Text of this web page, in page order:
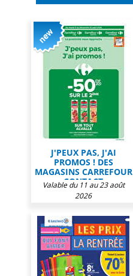
J'PEUX PAS, J'AI
PROMOS ! DES
MAGASINS CARREFOUR
CONTACT
Valable du 11 au 23 août
2026